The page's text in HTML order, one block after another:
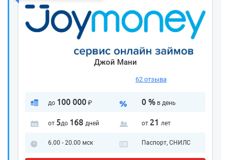
Джой Мани
62 отзыва
до 100 000₽ 0 %в день
от 5до 168 дней от 21 лет
6.00 - 20.00 мск Паспорт, СНИЛС